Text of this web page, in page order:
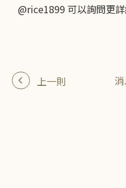
@rice1899 可以詢問更
上一則